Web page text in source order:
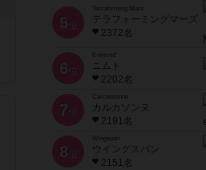
5 位
Terraforming Mars
テラフォーミングマーズ
2372名
6 位
ニムト
2202名
7 位
Carcassonne
カルカソンヌ
2191名
8 位
Wingspan
ウイングスパン
2151名